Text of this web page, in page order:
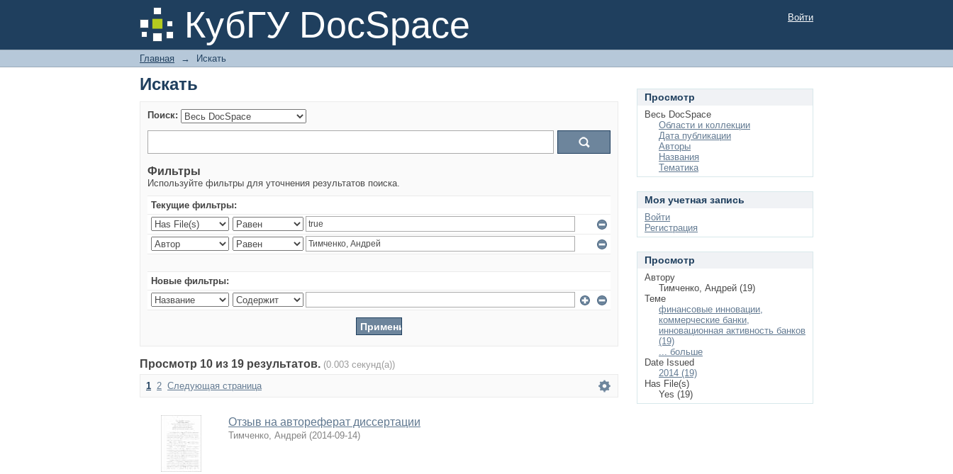
КубГУ DocSpace
Искать Войти
Главная → Искать
Искать
Поиск:
Фильтры
Используйте фильтры для уточнения результатов поиска.
Текущие фильтры:
Новые фильтры:
Просмотр 10 из 19 результатов. (0.003 секунд(а))
1 2 Следующая страница
Отзыв на автореферат диссертации
Тимченко, Андрей (2014-09-14)
Просмотр
Весь DocSpace
Области и коллекции
Дата публикации
Авторы
Названия
Тематика
Моя учетная запись
Войти
Регистрация
Просмотр
Автору
Тимченко, Андрей (19)
Теме
финансовые инновации,
коммерческие банки,
инновационная активность банков
(19)
... больше
Date Issued
2014 (19)
Has File(s)
Yes (19)